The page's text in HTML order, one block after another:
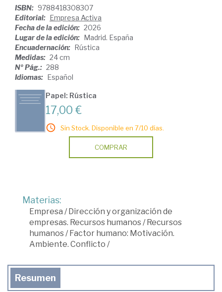
ISBN: 9788418308307
Editorial: Empresa Activa
Fecha de la edición: 2026
Lugar de la edición: Madrid. España
Encuadernación: Rústica
Medidas: 24 cm
Nº Pág.: 288
Idiomas: Español
Papel: Rústica
17,00 €
Sin Stock. Disponible en 7/10 días.
COMPRAR
Materias:
Empresa /Dirección y organización de
empresas. Recursos humanos /Recursos
humanos /Factor humano: Motivación.
Ambiente. Conflicto /
Resumen